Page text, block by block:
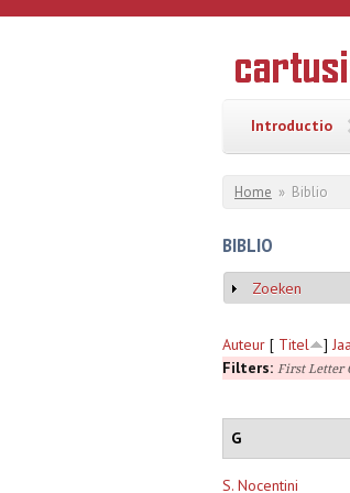
Overslaan en naar de inhoud gaan
Geschiedenis
van de
Introductio
U bent
Home » Biblio
BIBLIO
Weergeven
Zoeken
Auteur [ Titel ]
Filters: First Letter
G
S. Nocentini